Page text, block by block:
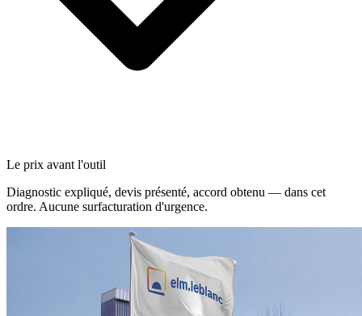
Le prix avant l'outil
Diagnostic expliqué, devis présenté, accord obtenu — dans cet
ordre. Aucune surfacturation d'urgence.